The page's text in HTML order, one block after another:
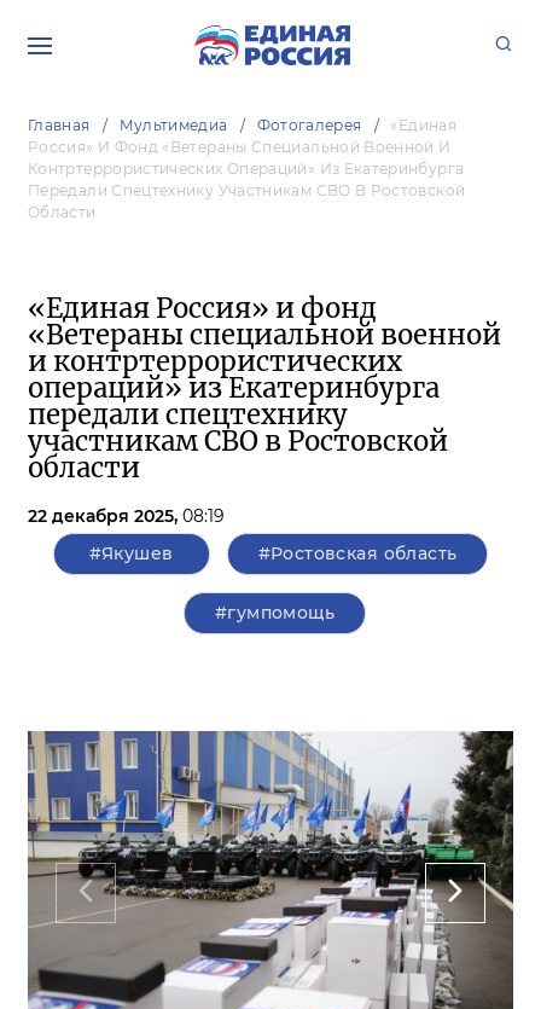
Главная Мультимедиа Фотогалерея
«Единая
Россия» И Фонд «Ветераны Специальной Военной И
Контртеррористических Операций» Из Екатеринбурга
Передали Спецтехнику Участникам СВО В Ростовской
Области
«Единая Россия» и фонд
«Ветераны специальной военной
и контртеррористических
операций» из Екатеринбурга
передали спецтехнику
участникам СВО в Ростовской
области
22 декабря 2025, 08:19
#Якушев
#Ростовская область
#гумпомощь